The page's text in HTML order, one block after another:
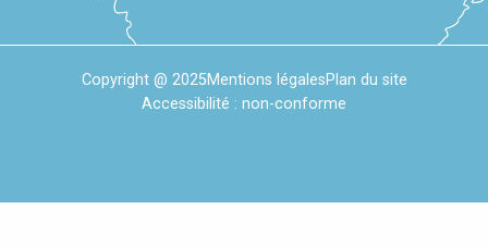
Copyright @ 2025Mentions légalesPlan du site
Accessibilité : non-conforme